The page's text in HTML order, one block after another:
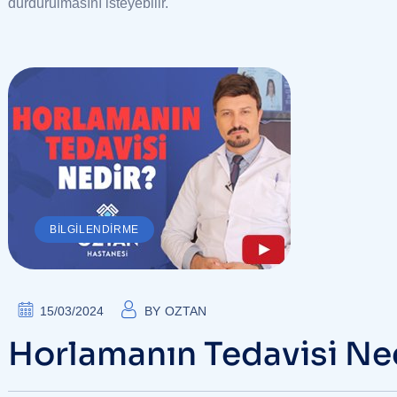
durdurulmasını isteyebilir.
BILGILENDIRME
15/03/2024 BY OZTAN
Horlamanın Tedavisi